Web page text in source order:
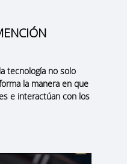
tecnología no solo
la manera en que
e interactúan con los